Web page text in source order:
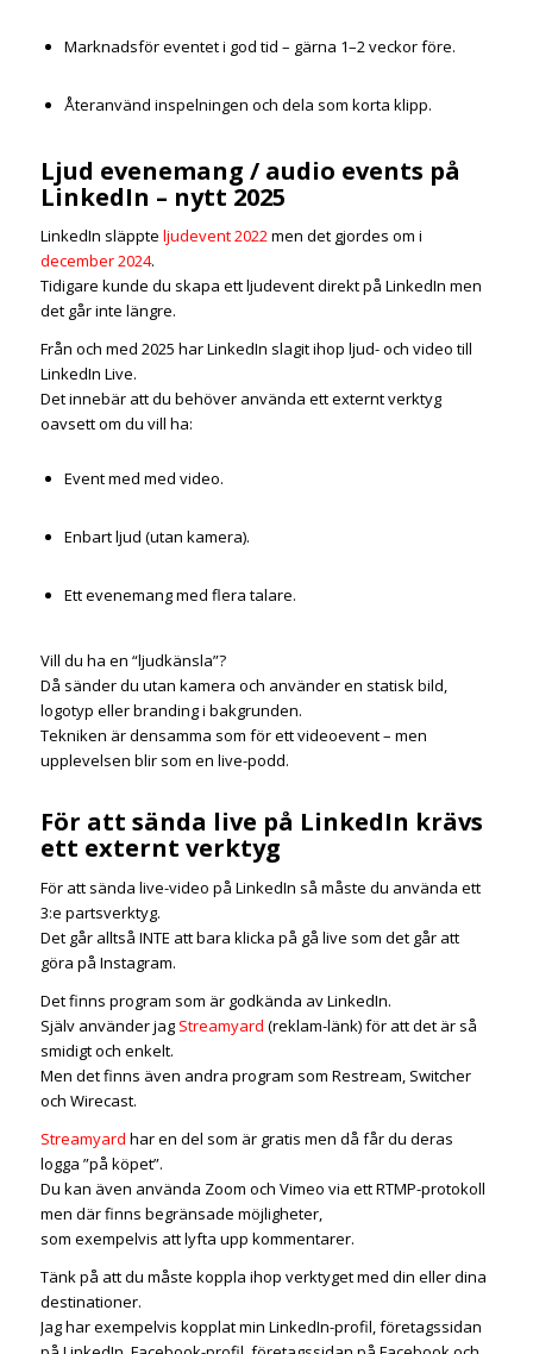
Marknadsför eventet i god tid – gärna 1–2 veckor före.
Återanvänd inspelningen och dela som korta klipp.
Ljud evenemang / audio events på
LinkedIn – nytt 2025
LinkedIn släppte ljudevent 2022men det gjordes om i
december 2024.
Tidigare kunde du skapa ett ljudevent direkt på LinkedIn men
det går inte längre.
Från och med 2025 har LinkedIn slagit ihop ljud- och video till
LinkedIn Live.
Det innebär att du behöver använda ett externt verktyg
oavsett om du vill ha:
Event med med video.
Enbart ljud (utan kamera).
Ett evenemang med flera talare.
Vill du ha en “ljudkänsla”?
Då sänder du utan kamera och använder en statisk bild,
logotyp eller branding i bakgrunden.
Tekniken är densamma som för ett videoevent – men
upplevelsen blir som en live-podd.
För att sända live på LinkedIn krävs
ett externt verktyg
För att sända live-video på LinkedIn så måste du använda ett
3:e partsverktyg.
Det går alltså INTE att bara klicka på gå live som det går att
göra på Instagram.
Det finns program som är godkända av LinkedIn.
Själv använder jag Streamyard (reklam-länk) för att det är så
smidigt och enkelt.
Men det finns även andra program som Restream, Switcher
och Wirecast.
Streamyard har en del som är gratis men då får du deras
logga ”på köpet”.
Du kan även använda Zoom och Vimeo via ett RTMP-protokoll
men där finns begränsade möjligheter,
som exempelvis att lyfta upp kommentarer.
Tänk på att du måste koppla ihop verktyget med din eller dina
destinationer.
Jag har exempelvis kopplat min LinkedIn-profil, företagssidan